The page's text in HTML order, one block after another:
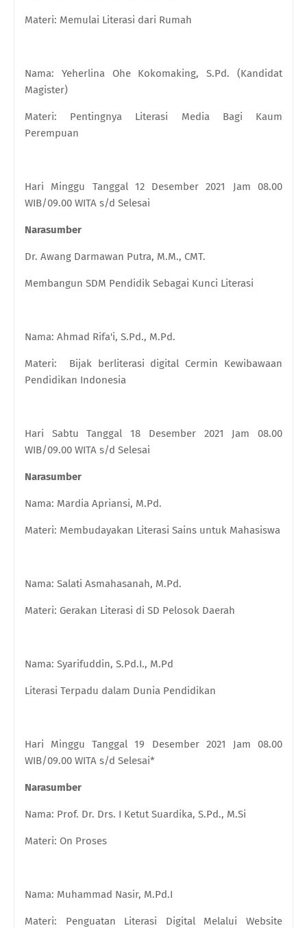
Materi: Memulai Literasi dari Rumah
Nama: Yeherlina Ohe Kokomaking, S.Pd. (Kandidat
Magister)
Materi: Pentingnya Literasi Media Bagi Kaum
Perempuan
Hari Minggu Tanggal 12 Desember 2021 Jam 08.00
WIB/09.00 WITA s/d Selesai
Narasumber
Dr. Awang Darmawan Putra, M.M., CMT.
Membangun SDM Pendidik Sebagai Kunci Literasi
Nama: Ahmad Rifa'i, S.Pd., M.Pd.
Materi: Bijak berliterasi digital Cermin Kewibawaan
Pendidikan Indonesia
Hari Sabtu Tanggal 18 Desember 2021 Jam 08.00
WIB/09.00 WITA s/d Selesai
Narasumber
Nama: Mardia Apriansi, M.Pd.
Materi: Membudayakan Literasi Sains untuk Mahasiswa
Nama: Salati Asmahasanah, M.Pd.
Materi: Gerakan Literasi di SD Pelosok Daerah
Nama: Syarifuddin, S.Pd.I., M.Pd
Literasi Terpadu dalam Dunia Pendidikan
Hari Minggu Tanggal 19 Desember 2021 Jam 08.00
WIB/09.00 WITA s/d Selesai*
Narasumber
Nama: Prof. Dr. Drs. I Ketut Suardika, S.Pd., M.Si
Materi: On Proses
Nama: Muhammad Nasir, M.Pd.I
Materi: Penguatan Literasi Digital Melalui Website